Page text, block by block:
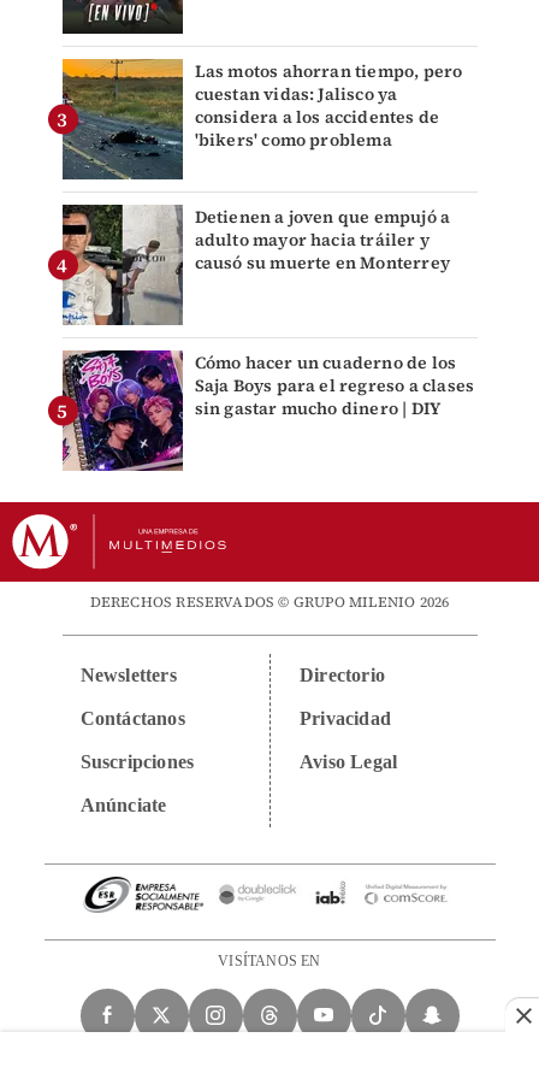
Las motos ahorran tiempo, pero
cuestan vidas: Jalisco ya
considera a los accidentes de
'bikers' como problema
Detienen a joven que empujó a
adulto mayor hacia tráiler y
causó su muerte en Monterrey
Cómo hacer un cuaderno de los
Saja Boys para el regreso a clases
sin gastar mucho dinero | DIY
DERECHOS RESERVADOS © GRUPO MILENIO 2026
Newsletters
Contáctanos
Suscripciones
Anúnciate
Directorio
Privacidad
Aviso Legal
VISÍTANOS EN